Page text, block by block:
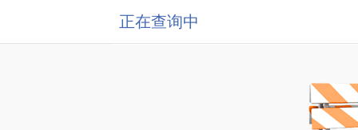
正在查询中